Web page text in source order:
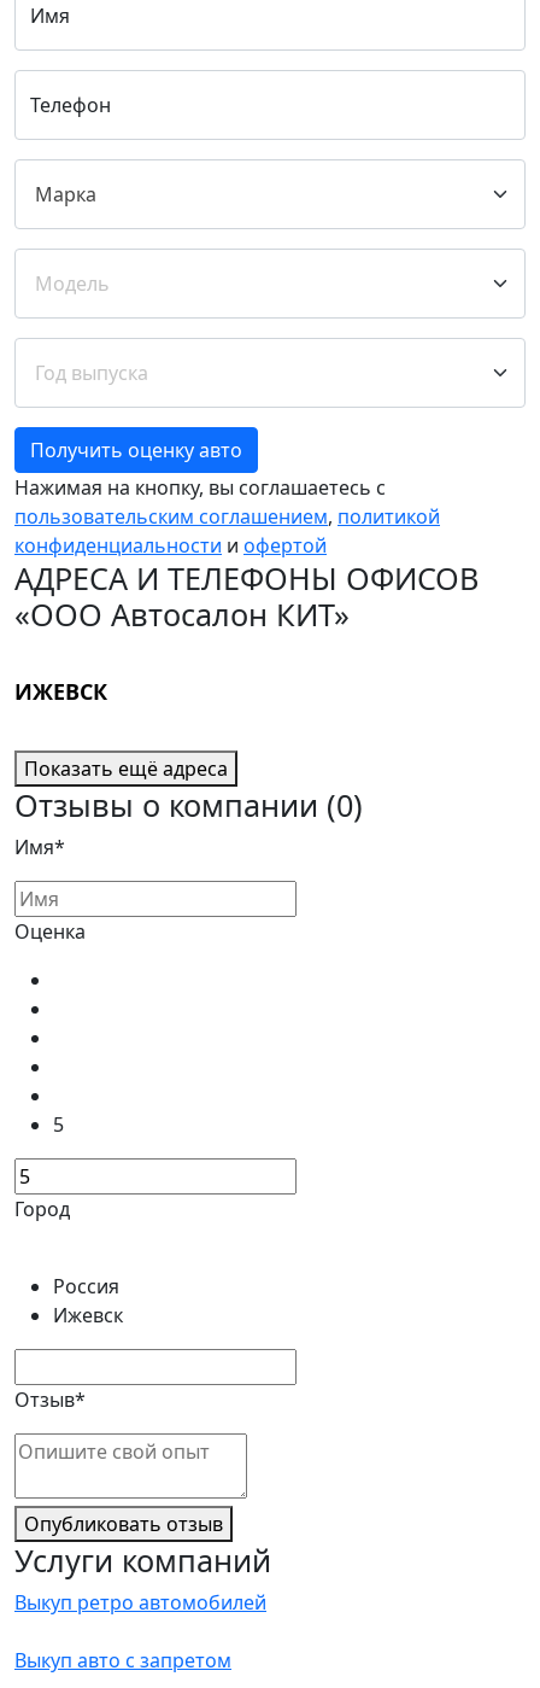
Имя
Телефон
Получить оценку авто
Нажимая на кнопку, вы соглашаетесь с
пользовательским соглашением, политикой
конфиденциальности и офертой
АДРЕСА И ТЕЛЕФОНЫ ОФИСОВ
«ООО Автосалон КИТ»
ИЖЕВСК
Показать ещё адреса
Отзывы о компании (0)
Имя*
Оценка
5
Город
Россия
Ижевск
Отзыв*
Опубликовать отзыв
Услуги компаний
Выкуп ретро автомобилей
Выкуп авто с запретом